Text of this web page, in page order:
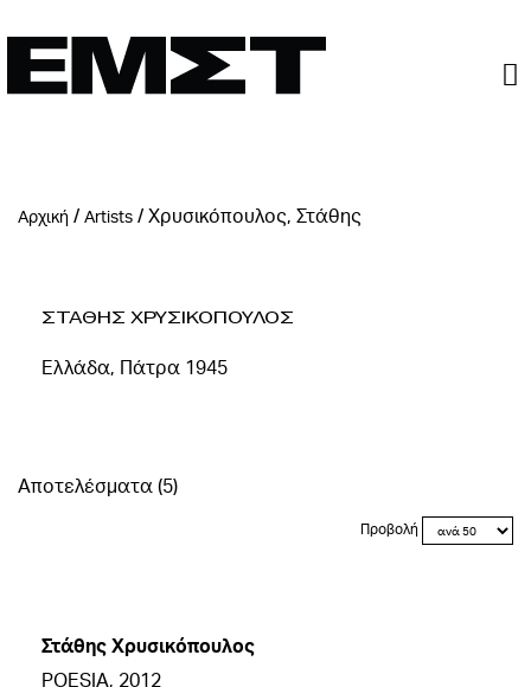
Αρχική / Artists /Χρυσικόπουλος, Στάθης
Σταθης Χρυσικοπουλος
Ελλάδα, Πάτρα 1945
Αποτελέσματα (5)
Προβολή
Στάθης Χρυσικόπουλος
POESIA, 2012